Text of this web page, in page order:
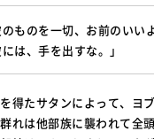
のものを一切、お前のいい
は、手を出すな。」
得たサタンによって、ヨ
れは他部族に襲われて全